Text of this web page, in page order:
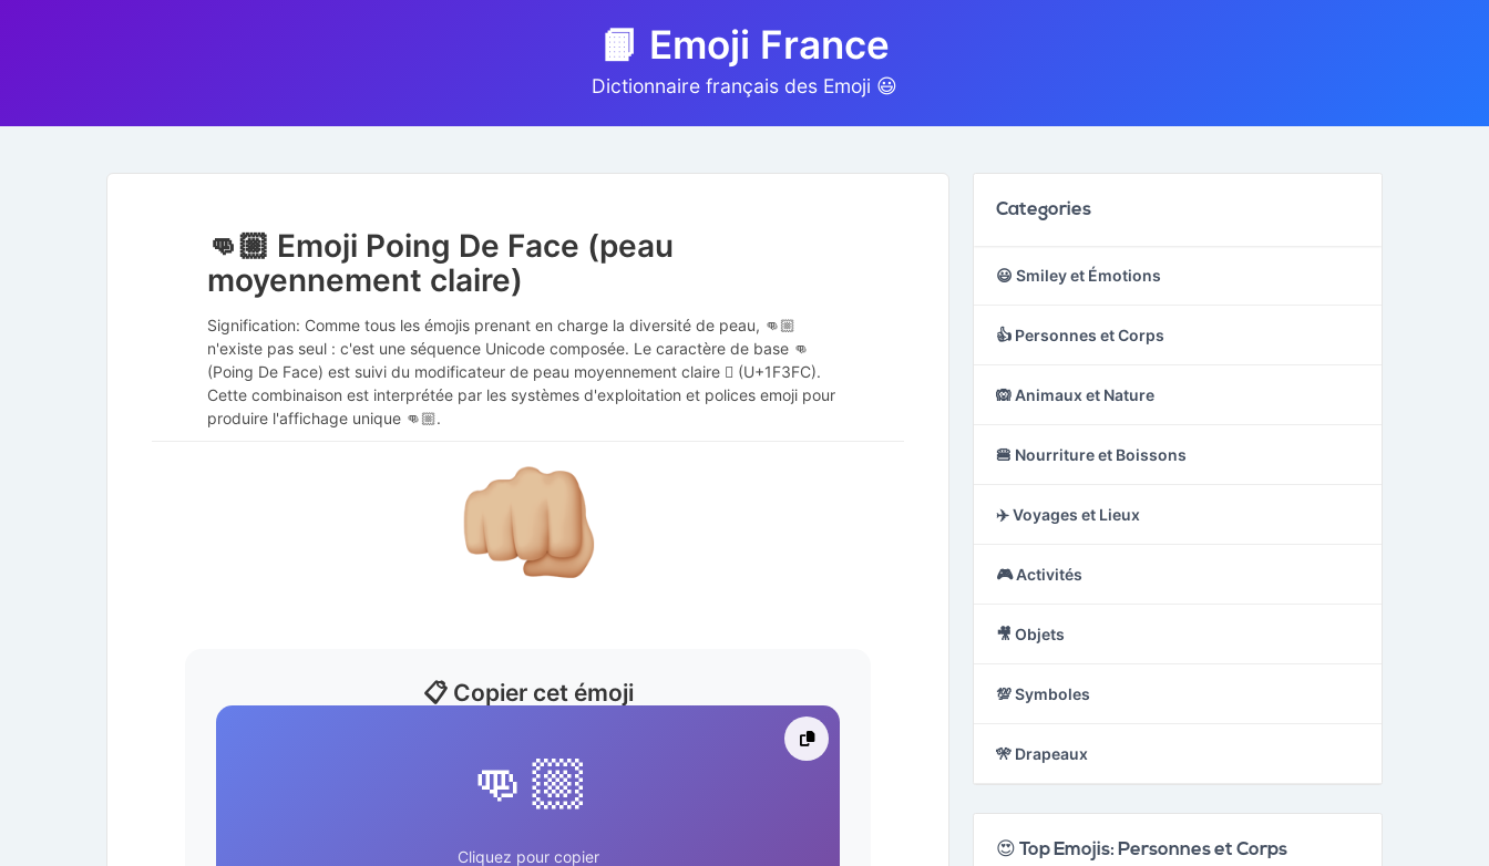
📙 Emoji France
Dictionnaire français des Emoji 😃
👊🏼 Emoji Poing De Face (peau
moyennement claire)
Signification: Comme tous les émojis prenant en charge la diversité de peau, 👊🏼
n'existe pas seul : c'est une séquence Unicode composée. Le caractère de base 👊
(Poing De Face) est suivi du modificateur de peau moyennement claire 🏼 (U+1F3FC).
Cette combinaison est interprétée par les systèmes d'exploitation et polices emoji pour
produire l'affichage unique 👊🏼.
📋 Copier cet émoji
👊🏼
Cliquez pour copier
Categories
😃 Smiley et Émotions
👍 Personnes et Corps
🙉 Animaux et Nature
🍔 Nourriture et Boissons
✈️ Voyages et Lieux
🎮 Activités
🎥 Objets
💯 Symboles
🎌 Drapeaux
😍 Top Emojis: Personnes et Corps